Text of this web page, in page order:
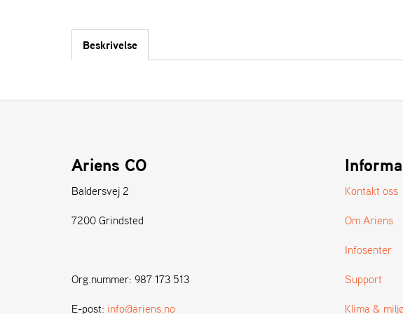
Beskrivelse
Ariens CO
Baldersvej 2
7200 Grindsted
Org.nummer: 987 173 513
E-post: info@ariens.no
Kontakt oss
Om Ariens
Infosenter
Support
Klima &